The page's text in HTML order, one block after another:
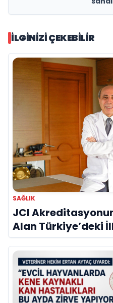
İLGINIZI ÇEKEBILIR
SAĞLIK
JCI
Alan Türkiye’deki
Biri